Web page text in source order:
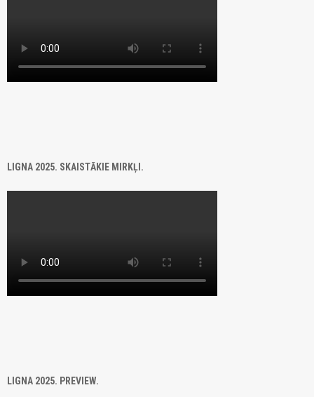
LIGNA 2025. SKAISTĀKIE MIRKĻI.
LIGNA 2025. PREVIEW.